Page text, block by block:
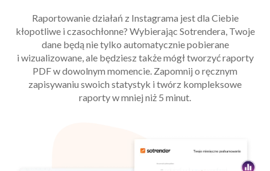
Raportowanie działań z Instagrama jest dla Ciebie
kłopotliwe i czasochłonne? Wybierając Sotrendera, Twoje
dane będą nie tylko automatycznie pobierane
i wizualizowane, ale będziesz także mógł tworzyć raporty
PDF w dowolnym momencie. Zapomnij o ręcznym
zapisywaniu swoich statystyk i twórz kompleksowe
raporty w mniej niż 5 minut.